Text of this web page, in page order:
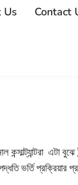
Us Contact
কন্সাল্ট্যান্টরা এটা
ভর্তি প্রক্রিয়ার